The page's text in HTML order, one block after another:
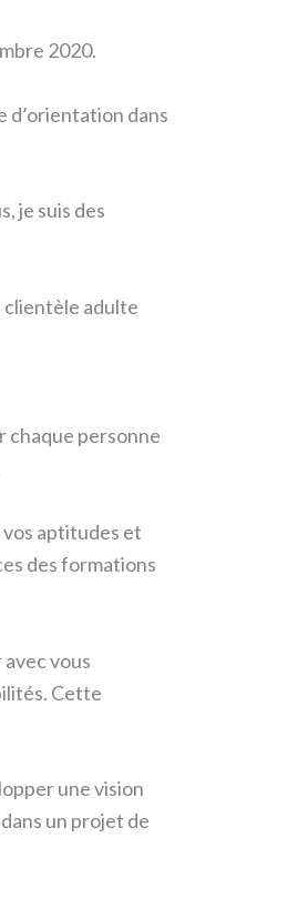
2020.
d’orientation dans
je suis des
clientèle adulte
chaque personne
aptitudes et
des formations
vous
Cette
une vision
un projet de